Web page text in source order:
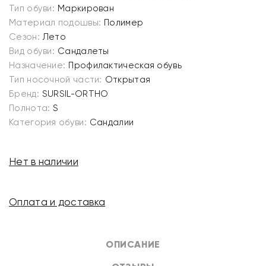
ОПИСАНИЕ
Тип обуви: Маркирован
Материал подошвы: Полимер
Сезон: Лето
Вид обуви: Сандалеты
Назначение: Профилактическая обувь
Тип носочной части: Открытая
Бренд: SURSIL-ORTHO
Полнота: S
Категория обуви: Сандалии
Нет в наличии
Оплата и доставка